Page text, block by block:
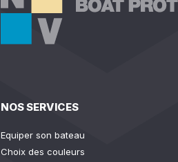
NOS SERVICES
Equiper son bateau
Choix des couleurs